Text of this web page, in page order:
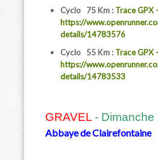
Cyclo 75 Km : Trace GPX
https://
details/14783576
Cyclo 55 Km : Trace GPX
https://
details/14783533
GRAVEL - Dimanche
Abbaye de Clairefontaine